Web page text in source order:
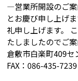
―営業所開設のご
とお慶び申し上げ
礼申し上げます。
たしましたのでご
倉敷市白楽町409
FAX：086-435-7239